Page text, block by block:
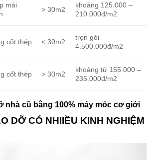
mái
> 30m2
khoảng 125.000 –
210.000đ/m2
cốt thép < 30m2
trọn gói
4.500.000đ/m2
cốt thép > 30m2
khoảng từ 155.000 –
235.000đ/m2
nhà cũ bằng 100% máy móc cơ giới
DỠ CÓ NHIIỀU KINH NGHIỆM